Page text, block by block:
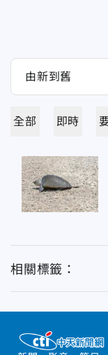
全部 即時
相關標籤：